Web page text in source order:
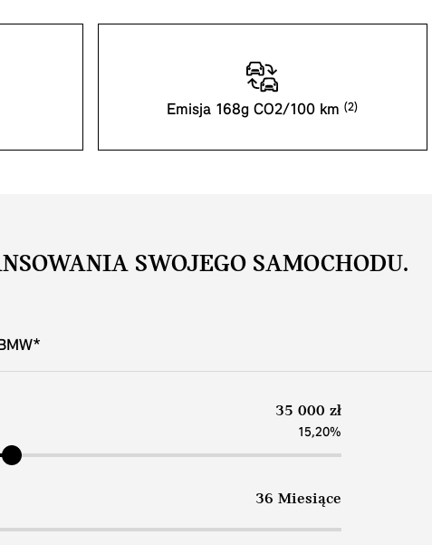
Emisja 168g CO2/100 km
SWOJEGO SAMOCHODU.
35 000 zł
15,20%
36 Miesiące